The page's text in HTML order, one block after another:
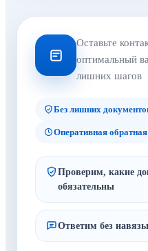
Оставьте
оптимальный
лишних шагов
Без лишних
Оперативная обратная
Проверим, какие
обязательны
Ответим без